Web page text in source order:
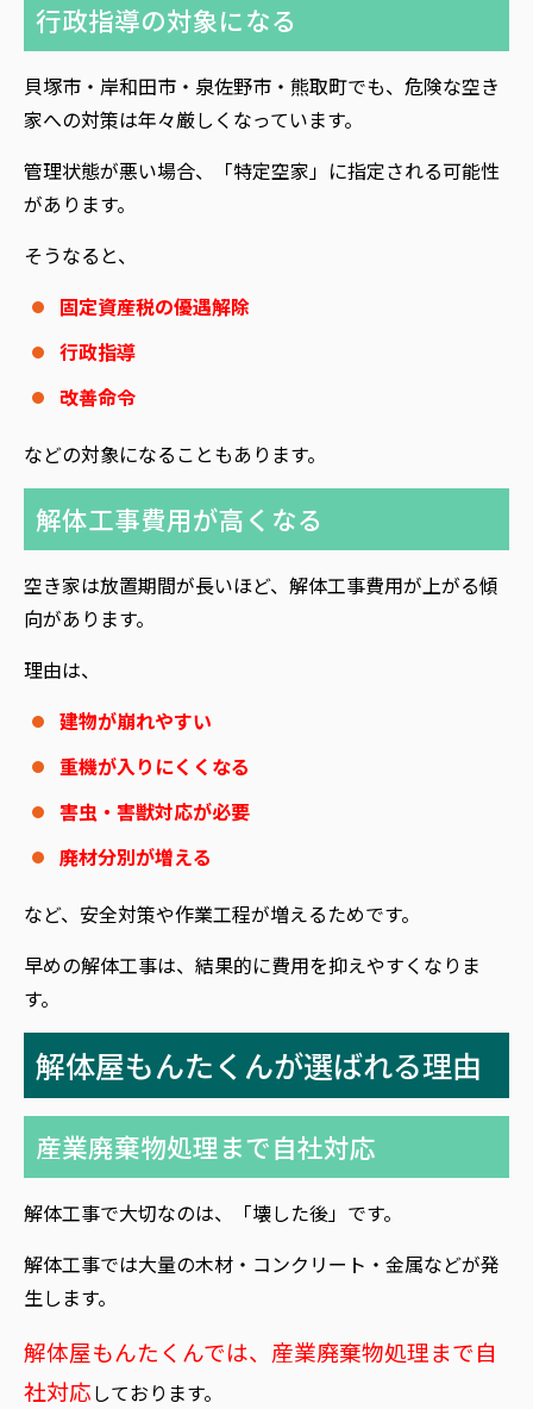
行政指導の対象になる
貝塚市・岸和田市・泉佐野市・熊取町でも、危険な空き
家への対策は年々厳しくなっています。
管理状態が悪い場合、「特定空家」に指定される可能性
があります。
そうなると、
固定資産税の優遇解除
行政指導
改善命令
などの対象になることもあります。
解体工事費用が高くなる
空き家は放置期間が長いほど、解体工事費用が上がる傾
向があります。
理由は、
建物が崩れやすい
重機が入りにくくなる
害虫・害獣対応が必要
廃材分別が増える
など、安全対策や作業工程が増えるためです。
早めの解体工事は、結果的に費用を抑えやすくなりま
す。
解体屋もんたくんが選ばれる理由
産業廃棄物処理まで自社対応
解体工事で大切なのは、「壊した後」です。
解体工事では大量の木材・コンクリート・金属などが発
生します。
解体屋もんたくんでは、産業廃棄物処理まで自
社対応しております。